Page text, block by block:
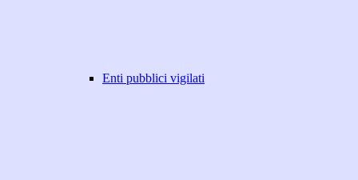
Enti pubblici vigilati